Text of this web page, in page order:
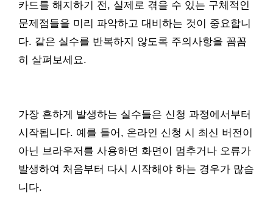
카드를 해지하기 전, 실제로 겪을 수 있는 구체적인
문제점들을 미리 파악하고 대비하는 것이 중요합니
다. 같은 실수를 반복하지 않도록 주의사항을 꼼꼼
히 살펴보세요.
가장 흔하게 발생하는 실수들은 신청 과정에서부터
시작됩니다. 예를 들어, 온라인 신청 시 최신 버전이
아닌 브라우저를 사용하면 화면이 멈추거나 오류가
발생하여 처음부터 다시 시작해야 하는 경우가 많습
니다.